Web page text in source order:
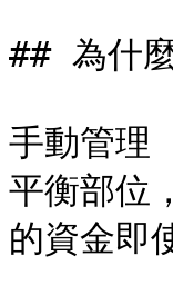
## 為什
手動管理
平衡部位
的資金即